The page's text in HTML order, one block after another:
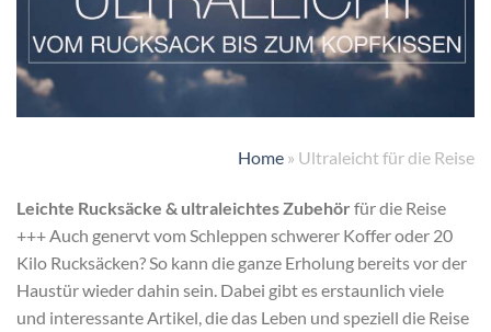
Home » Ultraleicht für die Reise
Leichte Rucksäcke & ultraleichtes Zubehör für die Reise
+++ Auch genervt vom Schleppen schwerer Koffer oder 20
Kilo Rucksäcken? So kann die ganze Erholung bereits vor der
Haustür wieder dahin sein. Dabei gibt es erstaunlich viele
und interessante Artikel, die das Leben und speziell die Reise